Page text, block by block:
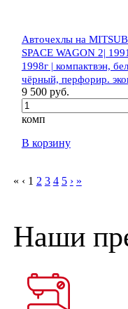
Авточехлы на
SPACE WAGON 2|
1998г | компактвэн,
чёрный, перфорир.
9 500 руб.
комп
В корзину
« ‹ 1 2 3 4 5 › »
Наши